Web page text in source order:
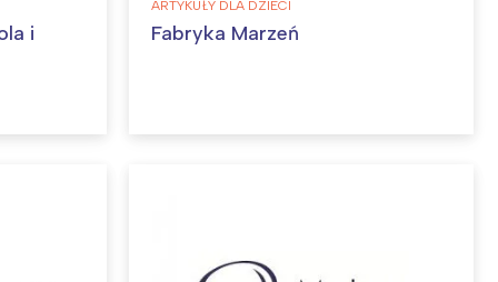
i
ARTYKUŁY DLA DZIECI
Fabryka Marzeń